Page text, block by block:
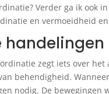
Verder ga ik ook
en vermoeidheid
handelingen
zegt iets over
behendigheid.
nodig. De bewegingen